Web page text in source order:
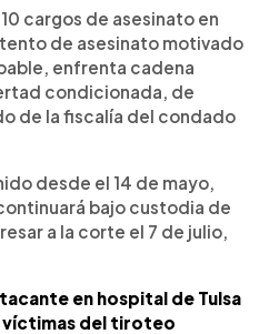
cargos de asesinato en
de asesinato motivado
enfrenta cadena
condicionada, de
de la fiscalía del condado
desde el 14 de mayo,
bajo custodia de
a la corte el 7 de julio,
en hospital de Tulsa
víctimas del tiroteo